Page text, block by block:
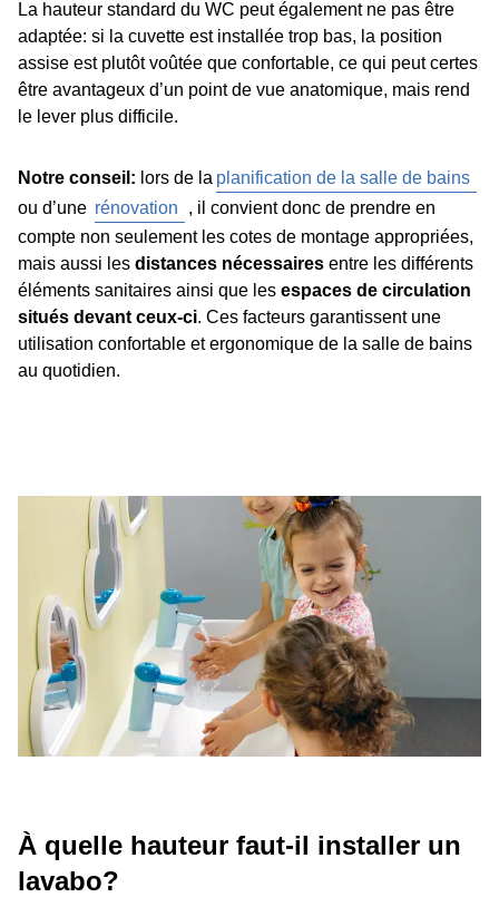
La hauteur standard du WC peut également ne pas être
adaptée: si la cuvette est installée trop bas, la position
assise est plutôt voûtée que confortable, ce qui peut certes
être avantageux d’un point de vue anatomique, mais rend
le lever plus difficile.
Notre conseil: lors de la planification de la salle de bains
ou d’une rénovation
, il convient donc de prendre en
compte non seulement les cotes de montage appropriées,
mais aussi les distances nécessaires entre les différents
éléments sanitaires ainsi que les espaces de circulation
situés devant ceux-ci. Ces facteurs garantissent une
utilisation confortable et ergonomique de la salle de bains
au quotidien.
À quelle hauteur faut-il installer un
lavabo?